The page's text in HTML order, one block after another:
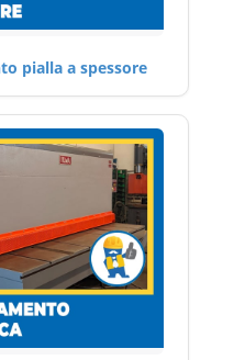
pialla a spessore